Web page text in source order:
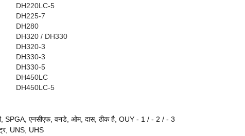
DH220LC-5
DH225-7
DH280
DH320 / DH330
DH320-3
DH330-3
DH330-5
DH450LC
DH450LC-5
SPGA, एनसीएफ, वनडे, ओम, दास, ठीक है, OUY - 1 / - 2 / - 3
UNS, UHS